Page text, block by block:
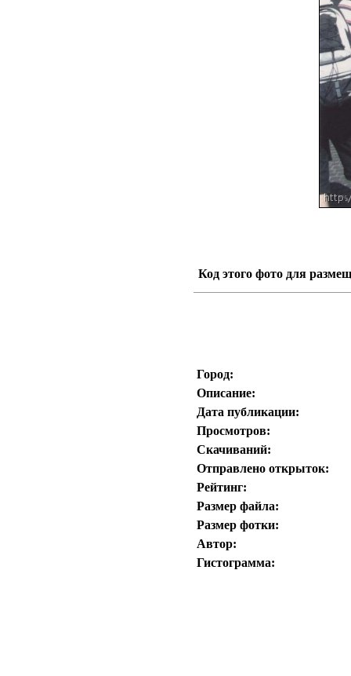
Код этого фото для
Город:
Описание:
Дата публикации:
Просмотров:
Скачиваний:
Отправлено открыток:
Рейтинг:
Размер файла:
Размер фотки:
Автор:
Гистограмма: